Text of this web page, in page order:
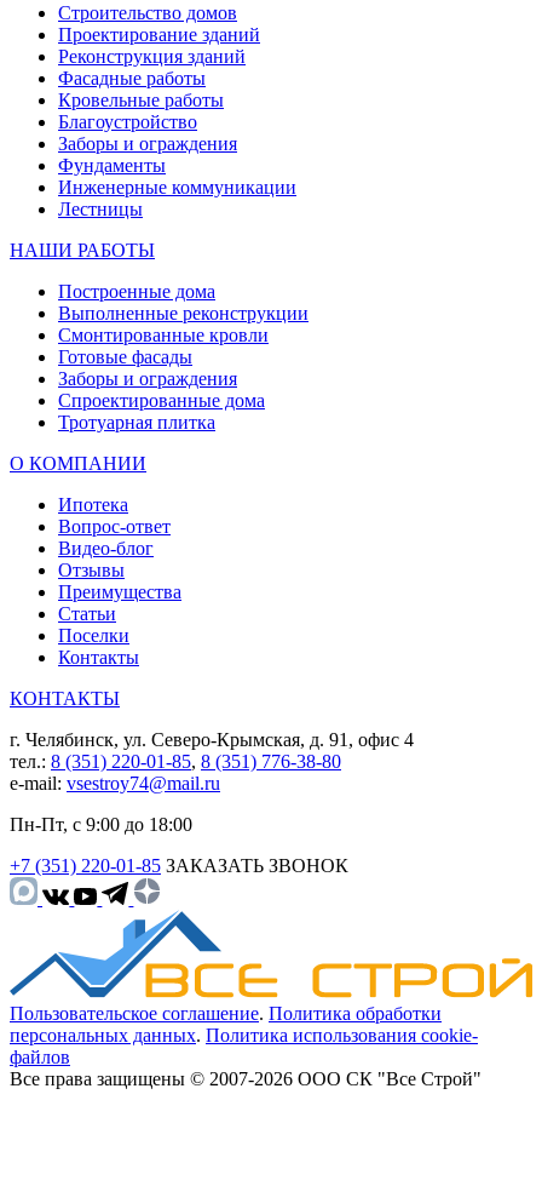
Строительство домов
Проектирование зданий
Реконструкция зданий
Фасадные работы
Кровельные работы
Благоустройство
Заборы и ограждения
Фундаменты
Инженерные коммуникации
Лестницы
НАШИ РАБОТЫ
Построенные дома
Выполненные реконструкции
Смонтированные кровли
Готовые фасады
Заборы и ограждения
Спроектированные дома
Тротуарная плитка
О КОМПАНИИ
Ипотека
Вопрос-ответ
Видео-блог
Отзывы
Преимущества
Статьи
Поселки
Контакты
КОНТАКТЫ
г. Челябинск, ул. Северо-Крымская, д. 91, офис 4
тел.: 8 (351) 220-01-85, 8 (351) 776-38-80
e-mail: vsestroy74@mail.ru
Пн-Пт, с 9:00 до 18:00
+7 (351) 220-01-85 ЗАКАЗАТЬ ЗВОНОК
Пользовательское соглашение. Политика обработки
персональных данных. Политика использования cookie-
файлов
Все права защищены © 2007-2026 ООО СК "Все Строй"